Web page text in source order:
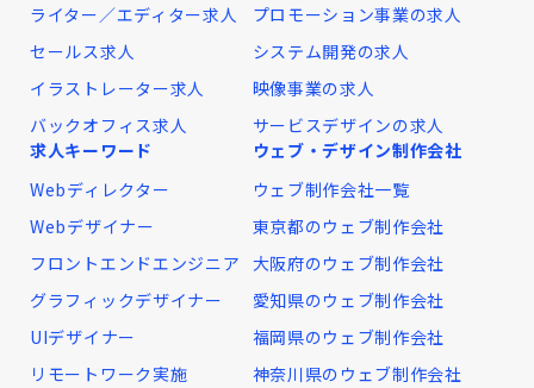
ライター／エディター求人
セールス求人
イラストレーター求人
バックオフィス求人
プロモーション事業の求人
システム開発の求人
映像事業の求人
サービスデザインの求人
求人キーワード
Webディレクター
Webデザイナー
フロントエンドエンジニア
グラフィックデザイナー
UIデザイナー
リモートワーク実施
ウェブ・デザイン制作会社
ウェブ制作会社一覧
東京都のウェブ制作会社
大阪府のウェブ制作会社
愛知県のウェブ制作会社
福岡県のウェブ制作会社
神奈川県のウェブ制作会社